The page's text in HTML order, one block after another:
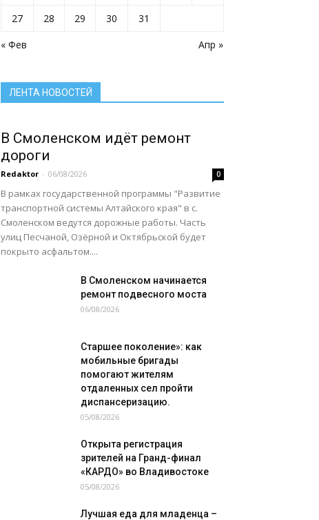
« Фев Апр »
27
28 29 30 31
ЛЕНТА НОВОСТЕЙ
Сельское хозяйство Алтайского края
Служу России
Смоленский район
Социальная сфера Алтайского края
Спорт
В Смоленском идёт ремонт
дороги
Redaktor - 06/08/2026 0
В рамках государственной программы "Развитие
транспортной системы Алтайского края" в с.
Смоленском ведутся дорожные работы. Часть
улиц Песчаной, Озёрной и Октябрьской будет
покрыто асфальтом....
В Смоленском начинается
ремонт подвесного моста
06/08/2026
Старшее поколение»: как
мобильные бригады
помогают жителям
отдаленных сел пройти
диспансеризацию.
05/08/2026
Открыта регистрация
зрителей на Гранд-финал
«КАРДО» во Владивостоке
05/08/2026
Лучшая еда для младенца –